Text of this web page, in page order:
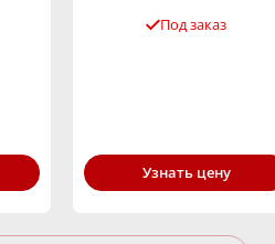
Под заказ
Узнать цену